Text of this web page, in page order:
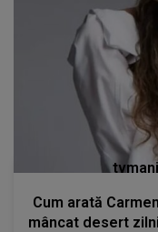
Cum arată
mâncat desert